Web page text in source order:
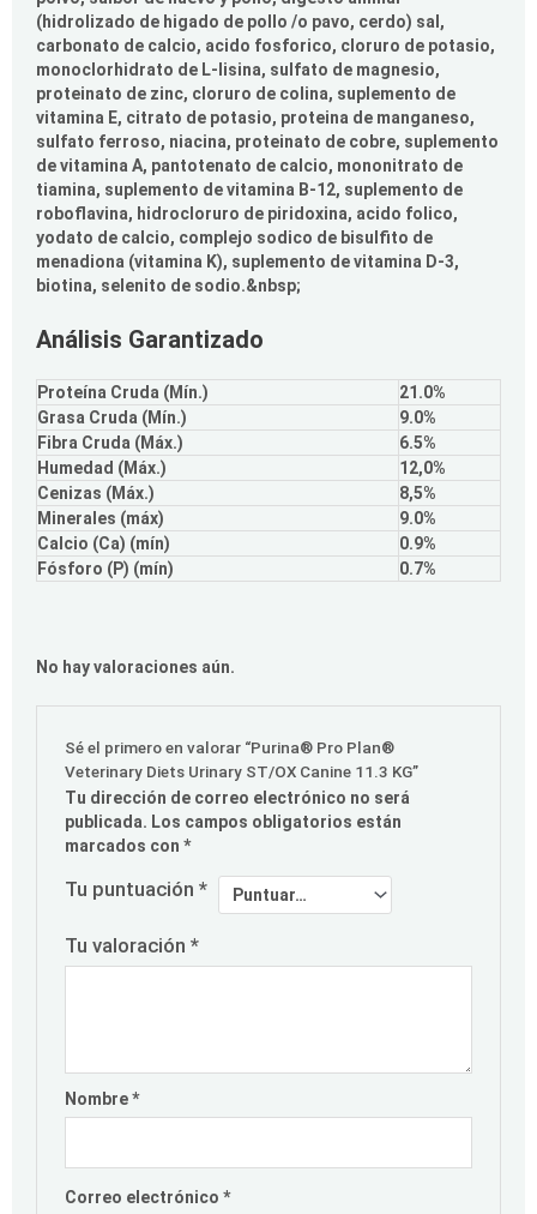
(hidrolizado de higado de pollo /o pavo, cerdo) sal,
carbonato de calcio, acido fosforico, cloruro de potasio,
monoclorhidrato de L-lisina, sulfato de magnesio,
proteinato de zinc, cloruro de colina, suplemento de
vitamina E, citrato de potasio, proteina de manganeso,
sulfato ferroso, niacina, proteinato de cobre, suplemento
de vitamina A, pantotenato de calcio, mononitrato de
tiamina, suplemento de vitamina B-12, suplemento de
roboflavina, hidrocloruro de piridoxina, acido folico,
yodato de calcio, complejo sodico de bisulfito de
menadiona (vitamina K), suplemento de vitamina D-3,
biotina, selenito de sodio.&nbsp;
Análisis Garantizado
Proteína Cruda (Mín.)
21.0%
Grasa Cruda (Mín.)
9.0%
Fibra Cruda (Máx.)
6.5%
Humedad (Máx.)
12,0%
Cenizas (Máx.)
8,5%
Minerales (máx)
9.0%
Calcio (Ca) (mín)
0.9%
Fósforo (P) (mín)
0.7%
No hay valoraciones aún.
Sé el primero en valorar “Purina® Pro Plan®
Veterinary Diets Urinary ST/OX Canine 11.3 KG”
Tu dirección de correo electrónico no será
publicada. Los campos obligatorios están
marcados con*
Tu puntuación*
Tu valoración*
Nombre*
Correo electrónico*